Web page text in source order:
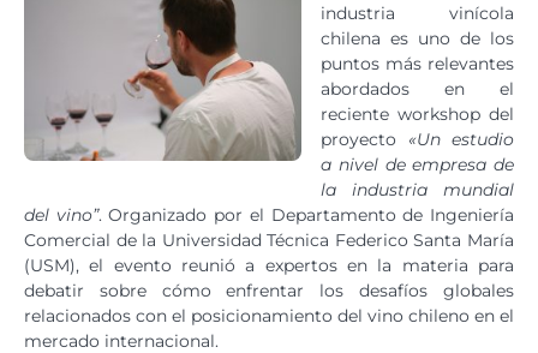
industria vinícola
chilena es uno de los
puntos más relevantes
abordados en el
reciente workshop del
proyecto «Un estudio
a nivel de empresa de
la industria mundial
del vino”. Organizado por el Departamento de Ingeniería
Comercial de la Universidad Técnica Federico Santa María
(USM), el evento reunió a expertos en la materia para
debatir sobre cómo enfrentar los desafíos globales
relacionados con el posicionamiento del vino chileno en el
mercado internacional.